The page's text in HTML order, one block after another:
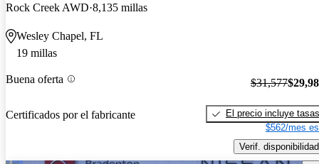
Rock Creek AWD 8,135 millas
Wesley Chapel, FL
19 millas
Buena oferta
Certificados por el fabricante
$31,577
El precio incluye tasas
$562/mes
Verif. disponibilidad